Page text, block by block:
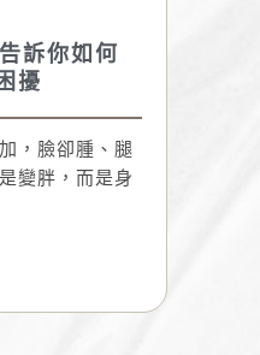
訴你如何
擾
，臉卻腫、腿
變胖，而是身